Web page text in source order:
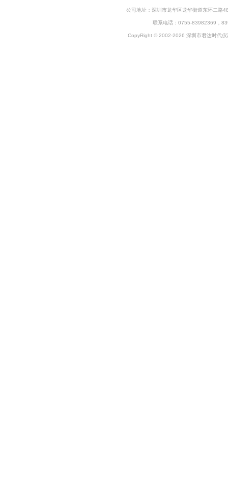
公司地址：深圳市龙华区龙华街道东环二
联系电话：0755-83982369，
CopyRight © 2002-2026 深圳市君达时代